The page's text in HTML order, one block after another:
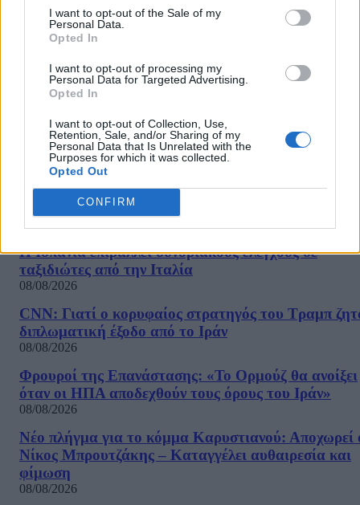
I want to opt-out of the Sale of my
Personal Data.
Opted In
I want to opt-out of processing my
Personal Data for Targeted Advertising.
Opted In
I want to opt-out of Collection, Use,
Retention, Sale, and/or Sharing of my
Personal Data that Is Unrelated with the
Purposes for which it was collected.
Opted Out
CONFIRM
12/12/2019
να τα υποστεί στο ίδιο του το κόμμα μιας η βουλευτής του
Αγγελική Αδαμοπούλου διαφοροποιήθηκε από τη γραμμή του
σχετικό...
ΡΟΗ ΕΙΔΗΣΕΩΝ
Η Ισπανία επιβάλλει συνοριακούς ελέγχους σε
ταξιδιώτες από την Ιταλία
08/08/2026
CNN: Γιατί ο κορυφαίος στρατηγός του Τραμπ
διπλωματική έξοδο από το Ιράν
08/08/2026
Φρουροί της Επανάστασης: «Το Ορμούζ θα ανοίξει
όταν οι ΗΠΑ αποδεχθούν τους όρους του Ιράν»
08/08/2026
Νέο πλήγμα για το κόμμα Καρυστιανού: Αποχωρεί
Νίκος Μπρουτζάκης – Καταγγέλει αυθαιρεσία και
φίμωση
08/08/2026